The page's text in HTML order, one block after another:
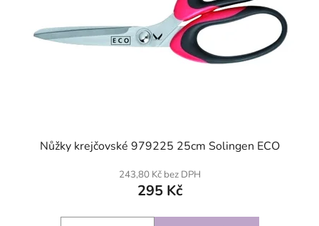
Nůžky krejčovské 979225 25cm Solingen ECO
243,80 Kč bez DPH
295 Kč